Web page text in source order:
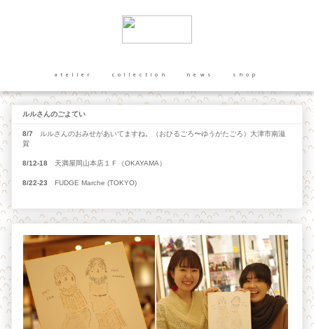
atelier collection news shop
ルルさんのごよてい
8/7 ルルさんのおみせがあいてますね。（おひるごろ〜ゆうがたごろ）大津市南滋
賀
8/12-18 天満屋岡山本店１Ｆ（OKAYAMA）
8/22-23 FUDGE Marche (TOKYO)